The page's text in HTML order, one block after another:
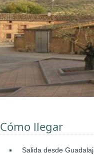
Cómo llegar
Salida desde